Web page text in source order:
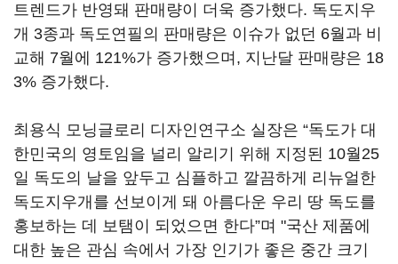
트렌드가 반영돼 판매량이 더욱 증가했다. 독도지우
개 3종과 독도연필의 판매량은 이슈가 없던 6월과 비
교해 7월에 121%가 증가했으며, 지난달 판매량은 18
3% 증가했다.
최용식 모닝글로리 디자인연구소 실장은 “독도가 대
한민국의 영토임을 널리 알리기 위해 지정된 10월25
일 독도의 날을 앞두고 심플하고 깔끔하게 리뉴얼한
독도지우개를 선보이게 돼 아름다운 우리 땅 독도를
홍보하는 데 보탬이 되었으면 한다”며 "국산 제품에
대한 높은 관심 속에서 가장 인기가 좋은 중간 크기